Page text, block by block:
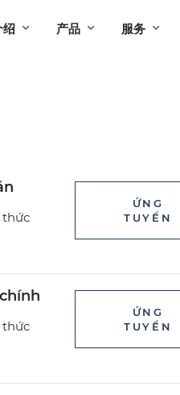
绍 产品 服务
thức
ỨNG
TUYỂN
thức
ỨNG
TUYỂN